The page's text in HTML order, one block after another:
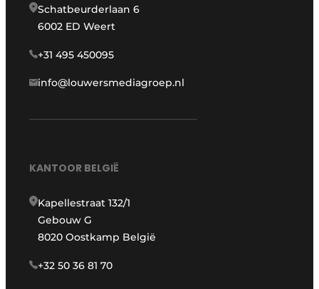
Schatbeurderlaan 6
6002 ED Weert
+31 495 450095
info@louwersmediagroep.nl
KANTOOR BELGIË
Kapellestraat 132/1
Gebouw G
8020 Oostkamp België
+32 50 36 81 70